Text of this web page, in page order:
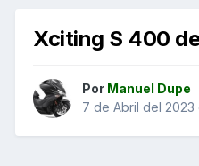
Xciting S 400
Por Manuel Dupe
7 de Abril del 2023